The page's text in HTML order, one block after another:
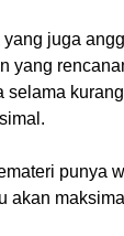
juga
yang
selama
punya
akan